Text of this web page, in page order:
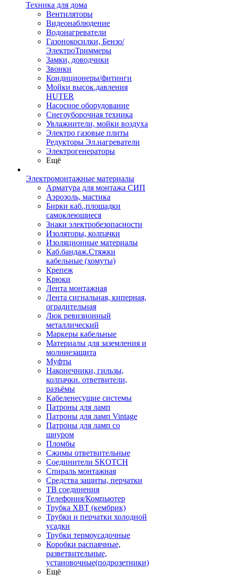
Техника для дома
Вентиляторы
Видеонаблюдение
Водонагреватели
Газонокосилки, Бензо/
ЭлектроТриммеры
Замки, доводчики
Звонки
Кондиционеры/фитинги
Мойки высок.давления
HUTER
Насосное оборудование
Снегоуборочная техника
Увлажнители, мойки воздуха
Электро газовые плиты
Редукторы Эл.нагреватели
Электрогенераторы
Ещё
Электромонтажные материалы
Арматура для монтажа СИП
Аэрозоль, мастика
Бирки каб.,площадки
самоклеющиеся
Знаки электробезопасности
Изоляторы, колпачки
Изоляционные материалы
Каб.бандаж.Стяжки
кабельные (хомуты)
Крепеж
Крюки
Лента монтажная
Лента сигнальная, киперная,
оградительная
Люк ревизионный
металлический
Маркеры кабельные
Материалы для заземления и
молниезащита
Муфты
Наконечники, гильзы,
колпачки. ответвители,
разъёмы
Кабеленесущие системы
Патроны для ламп
Патроны для ламп Vintage
Патроны для ламп со
шнуром
Пломбы
Сжимы ответвительные
Соединители SKOTCH
Спираль монтажная
Средства защиты, перчатки
ТВ соединения
Телефония/Компьютер
Трубка ХВТ (кембрик)
Трубки и перчатки холодной
усадки
Трубки термоусадочные
Коробки распаячные,
разветвительные,
установочные(подрозетники)
Ещё